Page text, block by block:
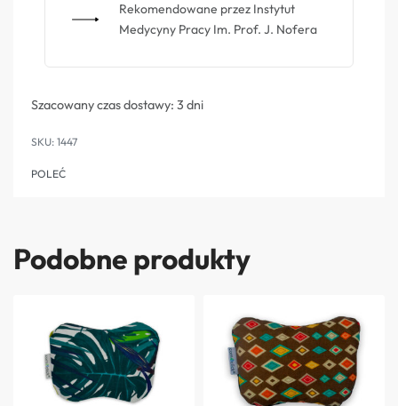
Rekomendowane przez Instytut
Medycyny Pracy Im. Prof. J. Nofera
Szacowany czas dostawy: 3 dni
1447
POLEĆ
Podobne produkty